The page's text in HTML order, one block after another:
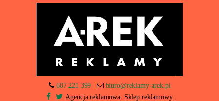
607 221 399
biuro@reklamy-arek.pl
Agencja reklamowa. Sklep reklamowy.